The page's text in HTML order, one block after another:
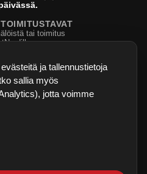
tai toimitus
ja tallennustietoja
sallia myös
jotta voimme